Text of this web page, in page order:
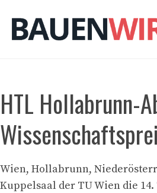
Inhalt
springen
HTL Hollabrunn-
Wien, Hollabrunn,
Kuppelsaal der TU Wien die 14.